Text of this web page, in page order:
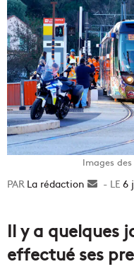
Images
La rédaction
Envoyer
6
Il y a quelques
effectué ses